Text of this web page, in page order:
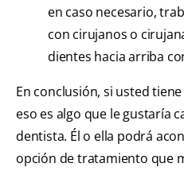
en caso necesario,
con cirujanos o
dientes hacia arriba
En conclusión, si usted
eso es algo que le gustaría
dentista. Él o ella podrá
opción de tratamiento que